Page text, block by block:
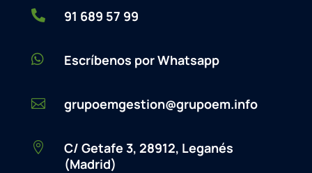
 91 689 57 99
 Escríbenos por Whatsapp
 grupoemgestion@grupoem.info

C/ Getafe 3, 28912, Leganés
(Madrid)